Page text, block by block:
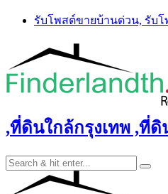
Skip
รับโพสต์ขายบ้านด่วน, รับ
,ที่ดินใกล้กรุงเทพ ,ที่